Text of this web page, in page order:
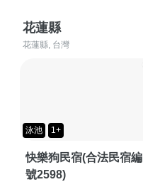
花蓮縣
花蓮縣, 台灣
泳池 1+
快樂狗民宿(合法民宿編
號2598)